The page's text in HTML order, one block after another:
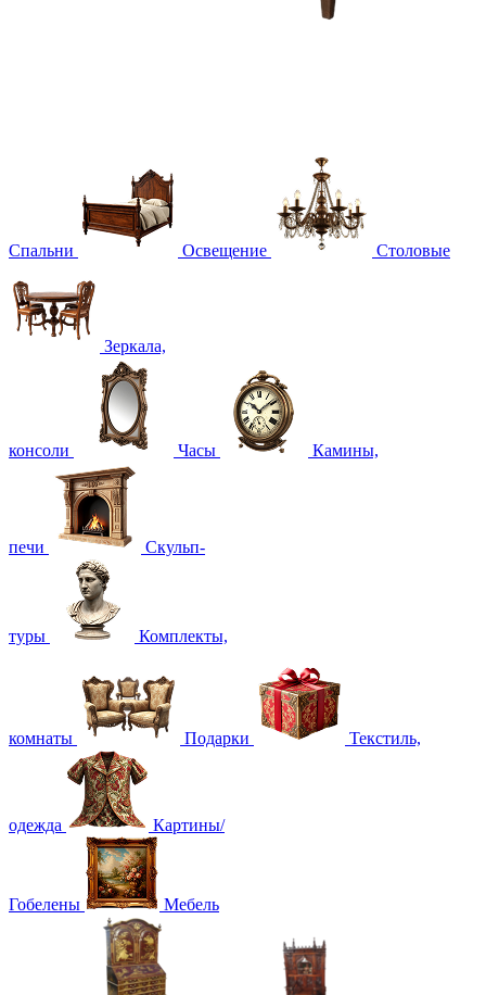
Спальни Освещение Столовые
Зеркала,
консоли Часы Камины,
печи Скульп-
туры Комплекты,
комнаты Подарки Текстиль,
одежда Картины/
Гобелены Мебель